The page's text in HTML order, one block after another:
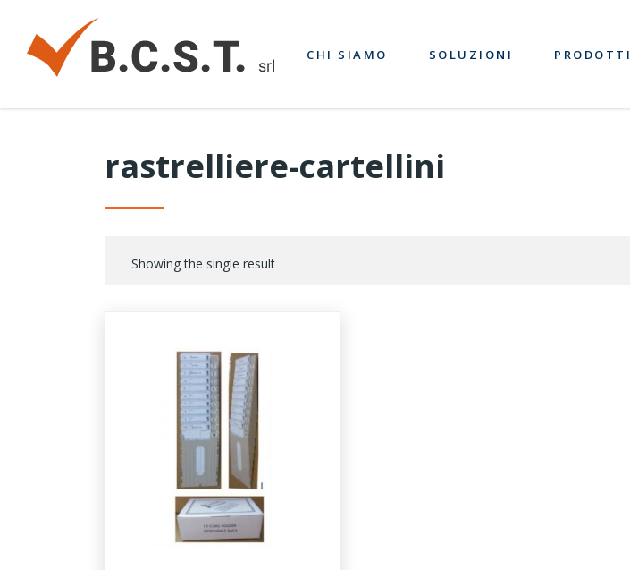
CHI SIAMO SOLUZIONI PRODOTTI
rastrelliere-cartellini
Showing the single result